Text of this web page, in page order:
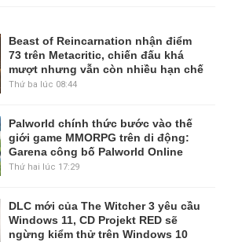
Beast of Reincarnation nhận điểm
73 trên Metacritic, chiến đấu khá
mượt nhưng vẫn còn nhiều hạn chế
Thứ ba lúc 08:44
Palworld chính thức bước vào thế
giới game MMORPG trên di động:
Garena công bố Palworld Online
Thứ hai lúc 17:29
DLC mới của The Witcher 3 yêu cầu
Windows 11, CD Projekt RED sẽ
ngừng kiểm thử trên Windows 10